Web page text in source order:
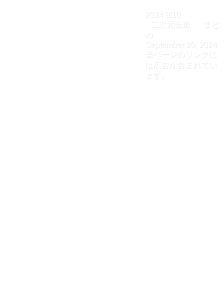
2024 9/10
二次元全般
まと
め
September 10, 2024
当ページのリンクに
は広告が含まれてい
ます。